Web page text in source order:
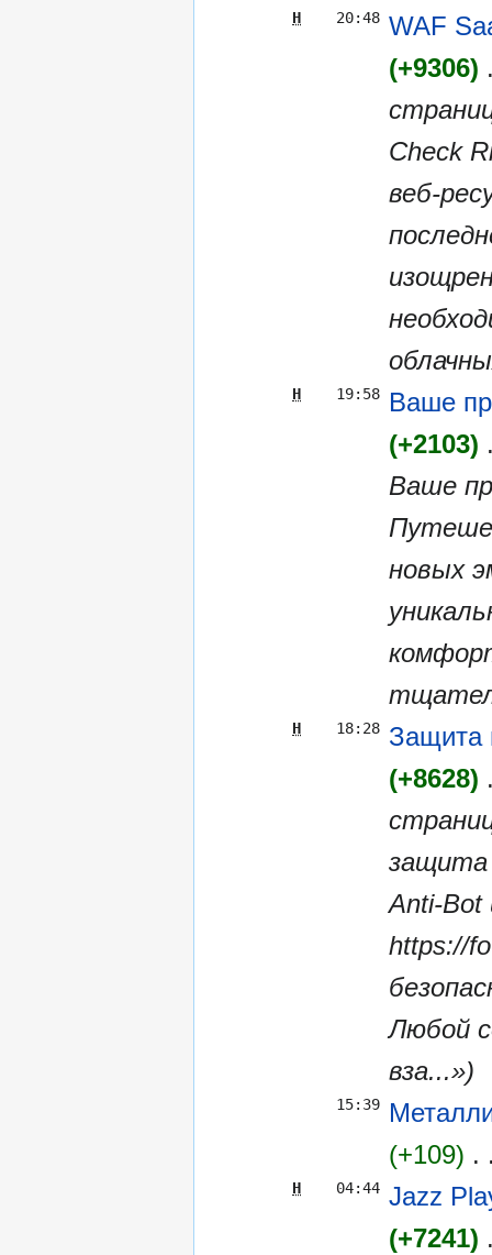
Н 20:48 WAF
+9306
Check
веб-
Н 19:58
Ваше
+2103
Ваше
новых
Н 18:28 Защита
+8628
защита
Anti-
https://
Любой
вза...»)
15:39
+109
Н 04:44 Jazz
+7241